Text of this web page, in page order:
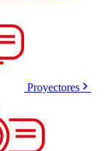
Proyectores